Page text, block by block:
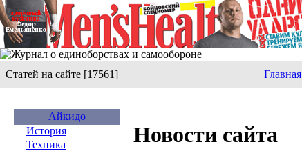
Статей на сайте [17561] Главная
Айкидо
История
Техника
Новости сайта